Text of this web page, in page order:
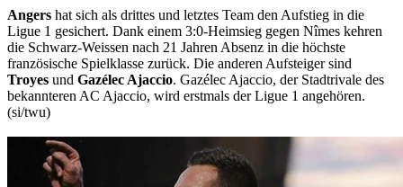
Angers hat sich als drittes und letztes Team den Aufstieg in die
Ligue 1 gesichert. Dank einem 3:0-Heimsieg gegen Nîmes kehren
die Schwarz-Weissen nach 21 Jahren Absenz in die höchste
französische Spielklasse zurück. Die anderen Aufsteiger sind
Troyes und Gazélec Ajaccio. Gazélec Ajaccio, der Stadtrivale des
bekannteren AC Ajaccio, wird erstmals der Ligue 1 angehören.
(si/twu)